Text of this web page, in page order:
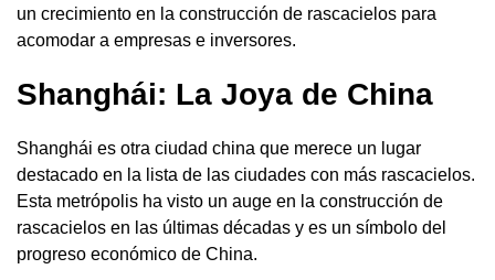
un crecimiento en la construcción de rascacielos para
acomodar a empresas e inversores.
Shanghái: La Joya de China
Shanghái es otra ciudad china que merece un lugar
destacado en la lista de las ciudades con más rascacielos.
Esta metrópolis ha visto un auge en la construcción de
rascacielos en las últimas décadas y es un símbolo del
progreso económico de China.